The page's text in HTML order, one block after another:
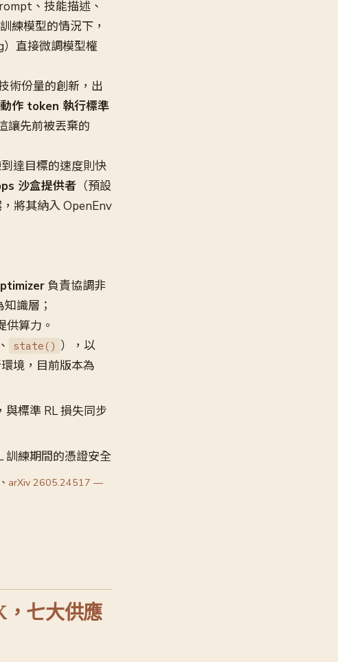
、技能描述、
練模型的情況下，
直接微調模型權
術份量的創新，出
作 token 執行標準
讓先前被丟棄的
達目標的速度則快
沙盒提供者 （預設
，將其納入 OpenEnv
負責協調非
知識層；
供算力。
、 state() ），以
境，目前版本為
標準 RL 損失同步
訓練期間的憑證安全
、 arXiv 2605.24517 —
，七大供應